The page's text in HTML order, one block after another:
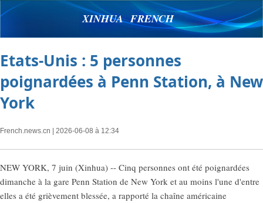
XINHUA FRENCH
Etats-Unis : 5 personnes
poignardées à Penn Station, à New
York
French.news.cn | 2026-06-08 à 12:34
NEW YORK, 7 juin (Xinhua) -- Cinq personnes ont été poignardées
dimanche à la gare Penn Station de New York et au moins l'une d'entre
elles a été grièvement blessée, a rapporté la chaîne américaine